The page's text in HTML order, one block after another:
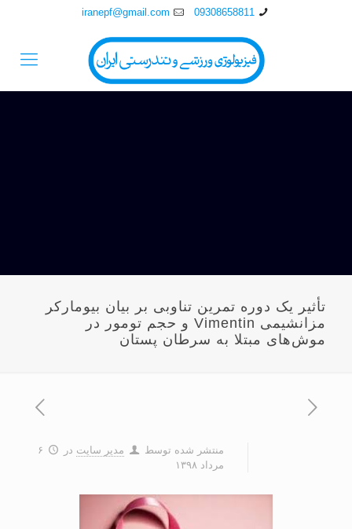
09308658811
iranepf@gmail.com
تأثیر یک دوره تمرین تناوبی بر بیان بیومارکر
مزانشیمی Vimentin و حجم تومور در
موش‌های مبتلا به سرطان پستان
منتشر شده توسط مدیر سایت در
۶
مرداد ۱۳۹۸